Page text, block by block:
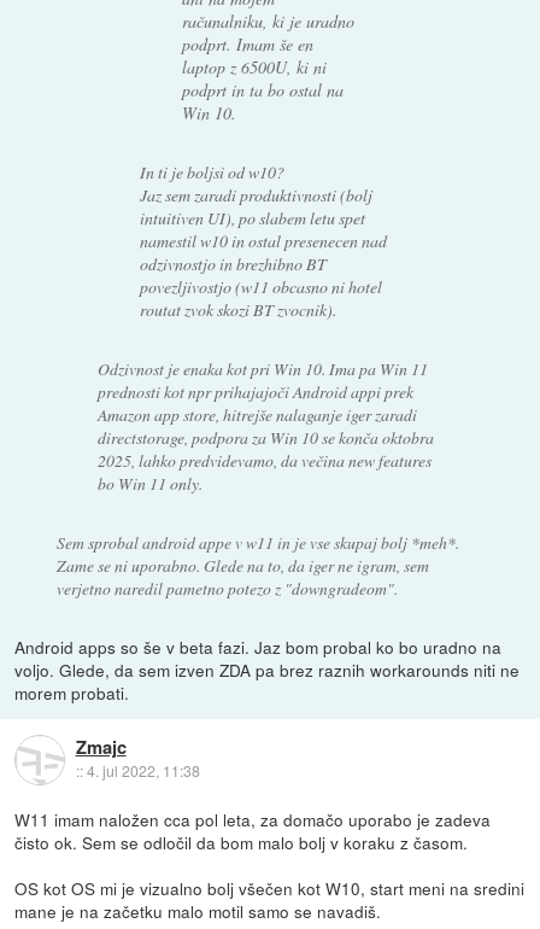
računalniku, ki je uradno
podprt. Imam še en
laptop z 6500U, ki ni
podprt in ta bo ostal na
Win 10.
In ti je boljsi od w10?
Jaz sem zaradi produktivnosti (bolj
intuitiven UI), po slabem letu spet
namestil w10 in ostal presenecen nad
odzivnostjo in brezhibno BT
povezljivostjo (w11 obcasno ni hotel
routat zvok skozi BT zvocnik).
Odzivnost je enaka kot pri Win 10. Ima pa Win 11
prednosti kot npr prihajajoči Android appi prek
Amazon app store, hitrejše nalaganje iger zaradi
directstorage, podpora za Win 10 se konča oktobra
2025, lahko predvidevamo, da večina new features
bo Win 11 only.
Sem sprobal android appe v w11 in je vse skupaj bolj *meh*.
Zame se ni uporabno. Glede na to, da iger ne igram, sem
verjetno naredil pametno potezo z "downgradeom".
Android apps so še v beta fazi. Jaz bom probal ko bo uradno na
voljo. Glede, da sem izven ZDA pa brez raznih workarounds niti ne
morem probati.
Zmajc
::4. jul 2022, 11:38
W11 imam naložen cca pol leta, za domačo uporabo je zadeva
čisto ok. Sem se odločil da bom malo bolj v koraku z časom.
OS kot OS mi je vizualno bolj všečen kot W10, start meni na sredini
mane je na začetku malo motil samo se navadiš.